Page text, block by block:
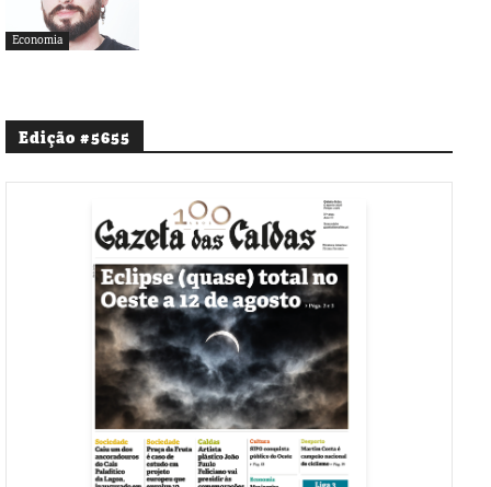
Economia
Edição #5655